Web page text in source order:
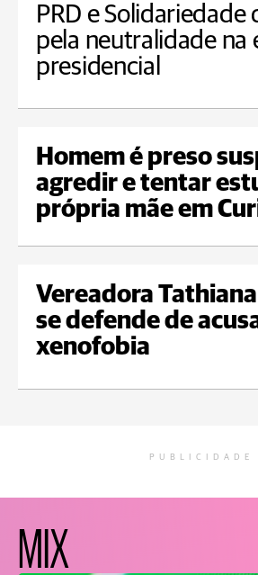
PRD e Solidariedade
pela neutralidade na
presidencial
Homem é preso
agredir e tentar
própria mãe em
Vereadora
se defende de
xenofobia
PUBLICIDADE
MIX